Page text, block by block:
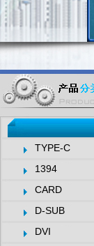
TYPE-C
1394
CARD
D-SUB
DVI